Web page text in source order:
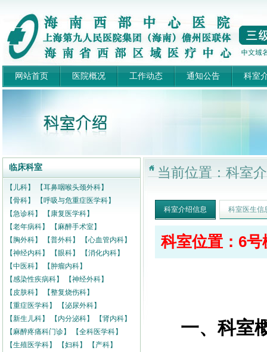
网站首页 医院概况 工作动态 通知公告 科室
临床科室
【儿科】
【耳鼻咽喉头颈外科】
【骨科】
【呼吸与危重症医学科】
【急诊科】
【康复医学科】
【老年病科】
【麻醉手术室】
【胸外科】
【普外科】
【心血管内科】
【神经内科】
【眼科】
【消化内科】
【中医科】
【肿瘤内科】
【感染性疾病科】
【神经外科】
【皮肤科】
【整复烧伤科】
【重症医学科】
【泌尿外科】
【新生儿科】
【内分泌科】
【肾内科】
【麻醉疼痛科门诊】
【全科医学科】
【生殖医学科】
【妇科】
【产科】
当前位置：科室
科室介绍信息 科室医生信
科室位置：6
一、科室